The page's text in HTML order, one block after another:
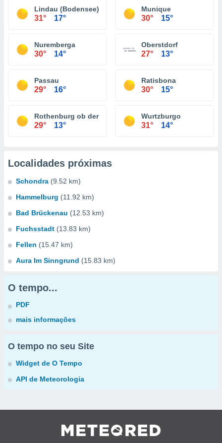
Lindau (Bodensee)
31° 17°
Munique
30° 15°
Nuremberga
30° 14°
Oberstdorf
27° 13°
Passau
29° 16°
Ratisbona
30° 15°
Rothenburg ob der Tauber
29° 13°
Wurtzburgo
31° 14°
Localidades próximas
Schondra (9.52 km)
Hammelburg (11.92 km)
Bad Brückenau (12.53 km)
Fuchsstadt (13.83 km)
Fellen (15.47 km)
Aura Im Sinngrund (15.83 km)
O tempo...
PDF
mais informações
O tempo no seu Site
Widget de O Tempo
API de Meteorologia